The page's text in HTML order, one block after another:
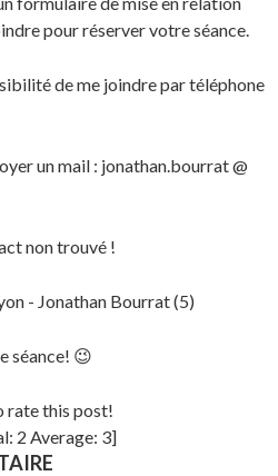
pour réserver votre séance.
de me joindre par téléphone
un mail : jonathan.bourrat @
non trouvé !
séance! 😉
rate this post!
2 Average: 3]